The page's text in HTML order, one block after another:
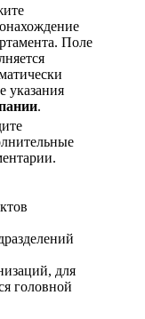
Поле
указания
.
для
головной